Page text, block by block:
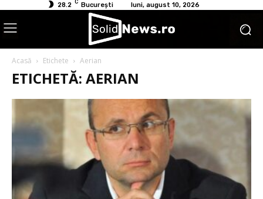
28.2 C București luni, august 10, 2026
Acasă Etichete Aerian
ETICHETĂ: AERIAN